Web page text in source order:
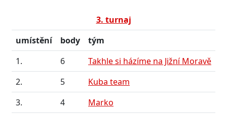
3. turnaj
umístění
body
tým
1.
6
Takhle si házíme na Jižní Moravě
2.
5
Kuba team
3.
4
Marko